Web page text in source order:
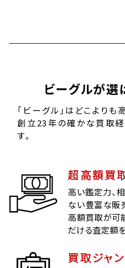
ビーグルが選
「ビーグル」はどこよりも
創立23年の確かな買取
す。
超高額買
高い鑑定力、
ない豊富な販
高額買取が可
だける査定額
買取ジャ